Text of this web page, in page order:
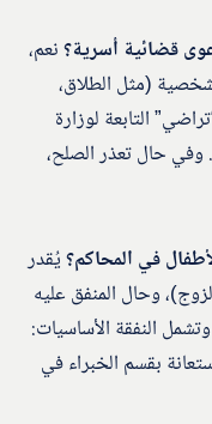
نعم،
(مثل الطلاق،
التابعة لوزارة
وفي حال تعذر الصلح،
يُقدر
وحال المنفق عليه
النفقة الأساسيات:
بقسم الخبراء في